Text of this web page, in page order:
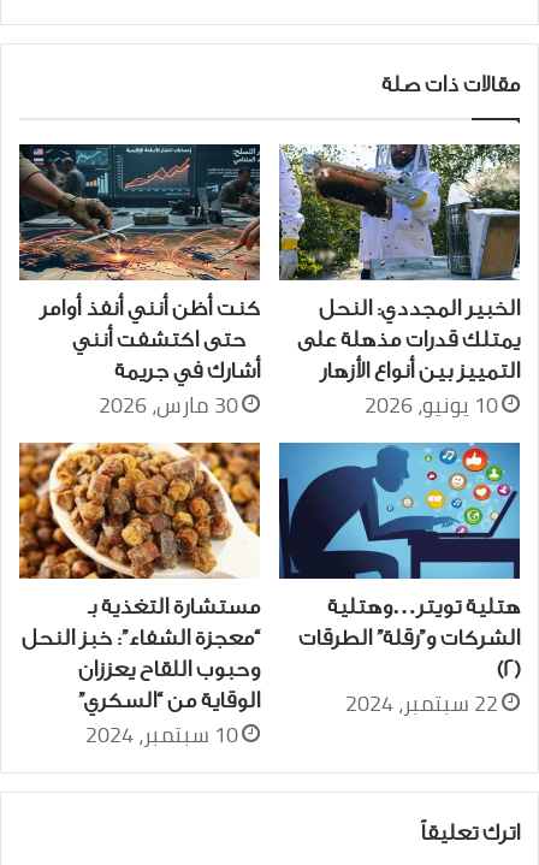
PowerStation
مقالات ذات صلة
الخبير المجددي: النحل
يمتلك قدرات مذهلة على
التمييز بين أنواع الأزهار
10 يونيو، 2026
كنت أظن أنني أنفذ أوامر
حتى اكتشفت أنني
أشارك في جريمة
30 مارس، 2026
هتلية تويتر…وهتلية
الشركات و”رقلة” الطرقات
(2)
22 سبتمبر، 2024
مستشارة التغذية بـ
“معجزة الشفاء”: خبز النحل
وحبوب اللقاح يعززان
الوقاية من “السكري”
10 سبتمبر، 2024
اترك تعليقاً